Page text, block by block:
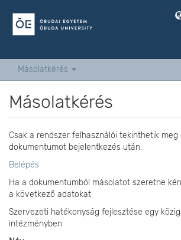
Másolatkérés
Másolatkérés
Csak a rendszer felhasználói tekinthetik meg
dokumentumot bejelentkezés után.
Belépés
Ha a dokumentumból másolatot szeretne
a következő adatokat
Szervezeti hatékonyság fejlesztése egy
intézményben